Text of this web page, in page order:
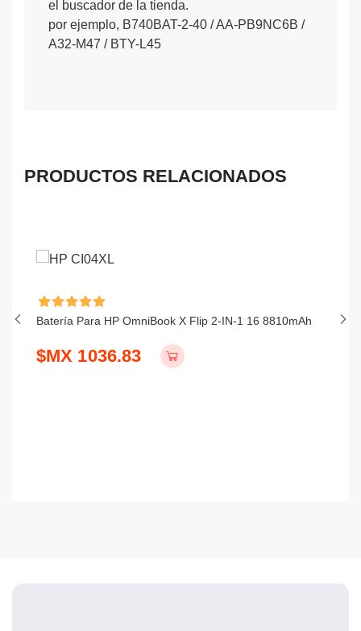
el buscador de la tienda.
por ejemplo, B740BAT-2-40 / AA-PB9NC6B /
A32-M47 / BTY-L45
PRODUCTOS RELACIONADOS
Batería Para HP OmniBook X Flip 2-IN-1 16 8810mAh
$MX 1036.83